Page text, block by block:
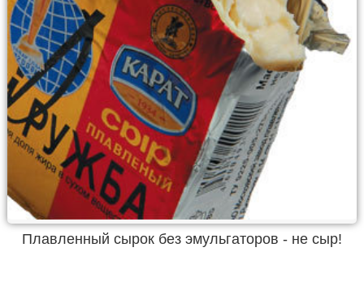
Плавленный сырок без эмульгаторов - не сыр!